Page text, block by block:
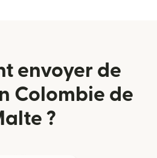
envoyer de
Colombie de
?